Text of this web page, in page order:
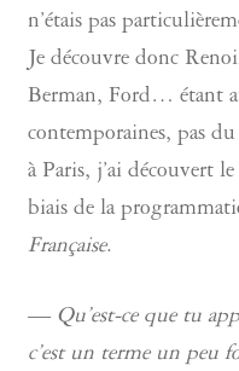
n’étais pas
Je découvre donc
Berman, Ford… étant
contemporaines, pas
à Paris, j’ai découvert
biais de la
Française.
— Qu’est-ce que tu
c’est un terme un peu